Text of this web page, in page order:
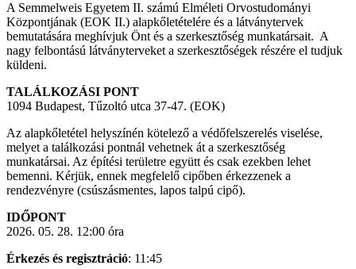
A Semmelweis Egyetem II. számú Elméleti Orvostudományi
Központjának (EOK II.) alapkőletételére és a látványtervek
bemutatására meghívjuk Önt és a szerkesztőség munkatársait. A
nagy felbontású látványterveket a szerkesztőségek részére el tudjuk
küldeni.
TALÁLKOZÁSI PONT
1094 Budapest, Tűzoltó utca 37-47. (EOK)
Az alapkőletétel helyszínén kötelező a védőfelszerelés viselése,
melyet a találkozási pontnál vehetnek át a szerkesztőség
munkatársai. Az építési területre együtt és csak ezekben lehet
bemenni. Kérjük, ennek megfelelő cipőben érkezzenek a
rendezvényre (csúszásmentes, lapos talpú cipő).
IDŐPONT
2026. 05. 28. 12:00 óra
Érkezés és regisztráció: 11:45